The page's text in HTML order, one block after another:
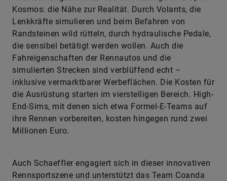
Rennstars aus Top-Serien wie DTM, Formel E und
Formel 1 engagieren sich dort. Das wichtigste
Alleinstellungsmerkmal des Sim-Racings im E-Sport-
Kosmos: die Nähe zur Realität. Durch Volants, die
Lenkkräfte simulieren und beim Befahren von
Randsteinen wild rütteln, durch hydraulische Pedale,
die sensibel betätigt werden wollen. Auch die
Fahreigenschaften der Renn­autos und die
simulierten Strecken sind verblüffend echt –
inklusive vermarktbarer Werbeflächen. Die Kosten für
die Ausrüstung starten im vierstelligen Bereich. High-
Millionen Euro.